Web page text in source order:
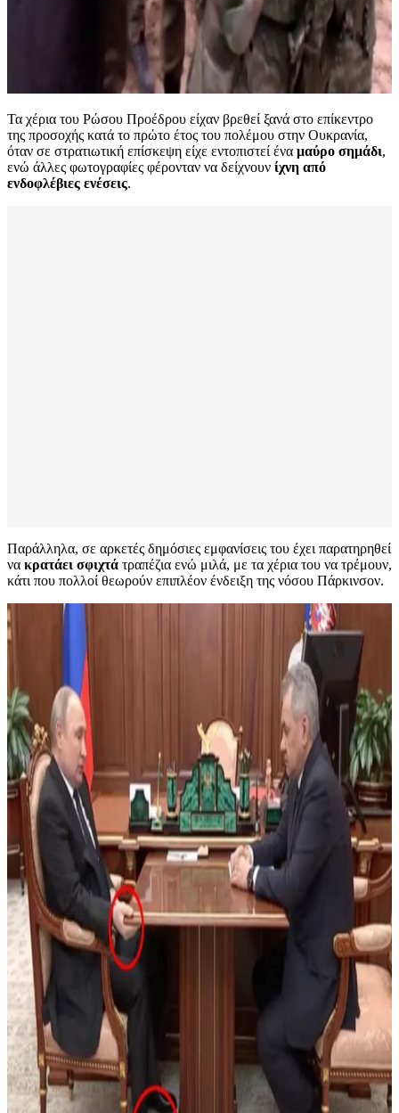
Τα χέρια του Ρώσου Προέδρου είχαν βρεθεί ξανά στο επίκεντρο
της προσοχής κατά το πρώτο έτος του πολέμου στην Ουκρανία,
όταν σε στρατιωτική επίσκεψη είχε εντοπιστεί ένα μαύρο σημάδι,
ενώ άλλες φωτογραφίες φέρονταν να δείχνουν ίχνη από
ενδοφλέβιες ενέσεις.
Παράλληλα, σε αρκετές δημόσιες εμφανίσεις του έχει παρατηρηθεί
να κρατάει σφιχτά τραπέζια ενώ μιλά, με τα χέρια του να τρέμουν,
κάτι που πολλοί θεωρούν επιπλέον ένδειξη της νόσου Πάρκινσον.